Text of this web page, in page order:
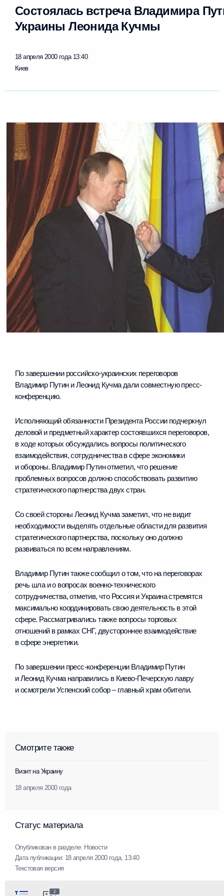
Состоялась встреча Владимира
Украины Леонида Кучмы
18 апреля 2000 года 13:40
Киев
По завершении российско-украинских переговоров
Владимир Путин и Леонид Кучма дали совместную пресс-
конференцию.
Исполняющий обязанности Президента России подчеркнул
деловой и предметный характер состоявшихся переговоров,
в ходе которых обсуждались вопросы политического
взаимодействия, сотрудничества в сфере экономики
и обороны. Владимир Путин отметил, что решение
проблемных вопросов должно способствовать развитию
стратегического партнерства двух стран.
Со своей стороны Леонид Кучма заметил, что не видит
необходимости выделять отдельные области для развития
стратегического партнерства, поскольку оно должно
развиваться по всем направлениям.
Владимир Путин также сообщил о том, что на переговорах
речь шла и о вопросах военно-технического
сотрудничества, отметив, что Россия и Украина стремятся
максимально координировать свою деятельность в этой
сфере. Рассматривались также вопросы торговых
отношений в рамках СНГ, двустороннее взаимодействие
в сфере энергетики.
По завершении пресс-конференции Владимир Путин
и Леонид Кучма направились в Киево-Печерскую лавру
и осмотрели Успенский собор – главный храм обители.
Смотрите также
Визит на Украину
18 апреля 2000 года
Статус материала
Опубликован в разделе: Новости
Дата публикации: 18 апреля 2000 года, 13:40
Текстовая версия
2